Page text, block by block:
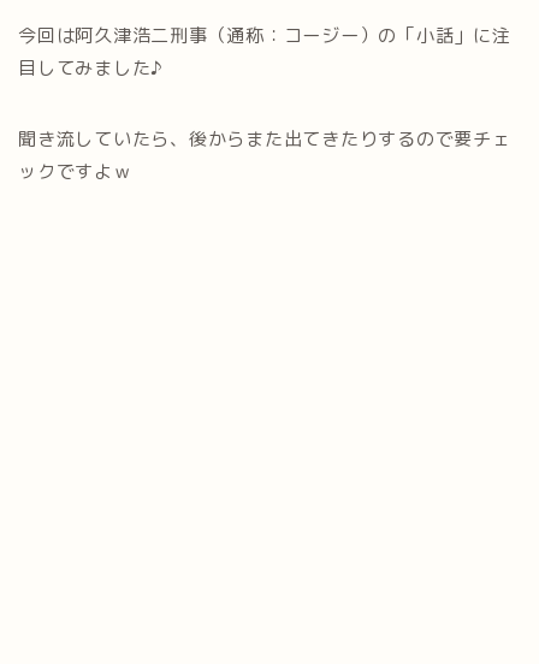
今回は阿久津浩二刑事（通称：コージー）の「小話」に注
目してみました♪
聞き流していたら、後からまた出てきたりするので要チェ
ックですよｗ